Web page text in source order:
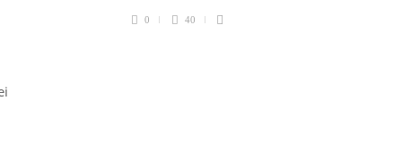
0 40